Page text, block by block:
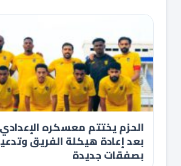
الحزم يختتم معسكره
بعد إعادة هيكلة الفريق
بصفقات جديدة